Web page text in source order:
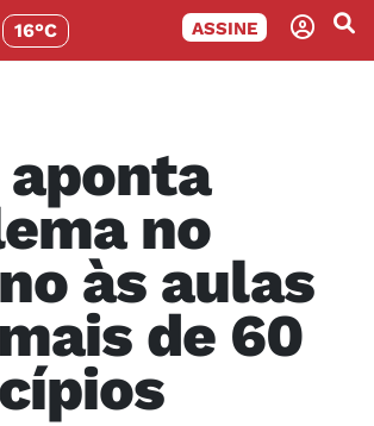
16°C ASSINE
aponta
no
às aulas
de 60